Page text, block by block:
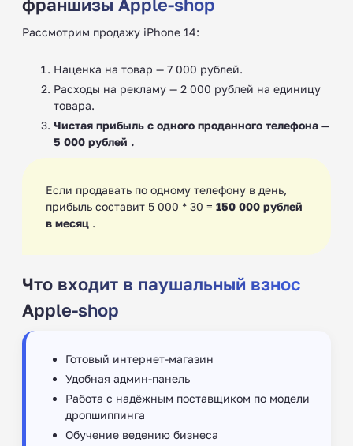
Рассмотрим продажу iPhone 14:
Наценка на товар — 7 000 рублей.
Расходы на рекламу — 2 000 рублей на единицу
товара.
Чистая прибыль с одного проданного телефона —
5 000 рублей .
Если продавать по одному телефону в день,
прибыль составит 5 000 * 30 = 150 000 рублей
в месяц .
Что входит в паушальный взнос
Apple-shop
Готовый интернет-магазин
Удобная админ-панель
Работа с надёжным поставщиком по модели
дропшиппинга
Обучение ведению бизнеса